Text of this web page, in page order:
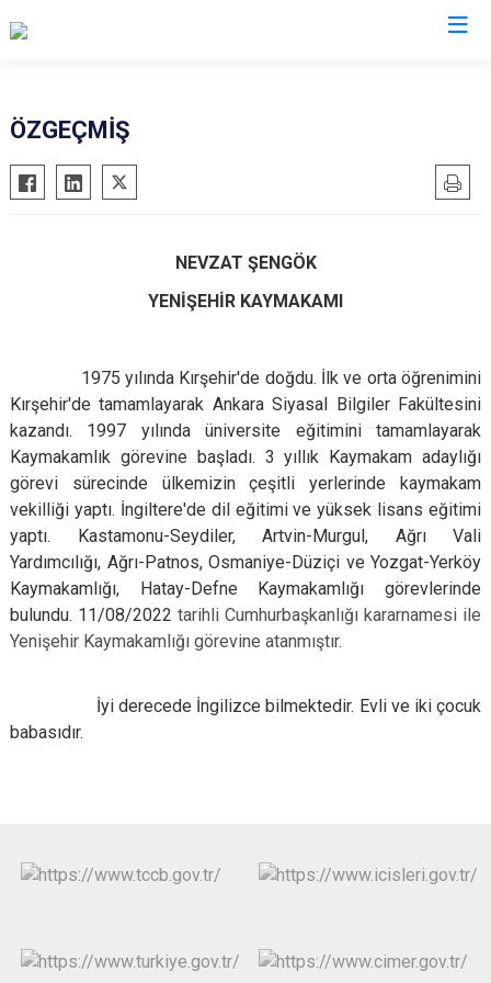
Anamur
Aydıncık
Mezitli
Toroslar
ÖZGEÇMİŞ
NEVZAT ŞENGÖK
YENİŞEHİR KAYMAKAMI
1975 yılında Kırşehir'de doğdu. İlk ve orta öğrenimini
Kırşehir'de tamamlayarak Ankara Siyasal Bilgiler Fakültesini
kazandı.
1997 yılında üniversite eğitimini tamamlayarak
Kaymakamlık görevine başladı. 3 yıllık Kaymakam adaylığı
görevi sürecinde ülkemizin çeşitli yerlerinde kaymakam
vekilliği yaptı. İngiltere'de dil eğitimi ve yüksek lisans eğitimi
yaptı.
Kastamonu-Seydiler, Artvin-Murgul, Ağrı Vali
Yardımcılığı, Ağrı-Patnos, Osmaniye-Düziçi ve Yozgat-Yerköy
Kaymakamlığı, Hatay-Defne Kaymakamlığı görevlerinde
bulundu. 11/08/2022 tarihli Cumhurbaşkanlığı kararnamesi ile
Yenişehir Kaymakamlığı görevine atanmıştır.
İyi derecede İngilizce bilmektedir. Evli ve iki çocuk
babasıdır.